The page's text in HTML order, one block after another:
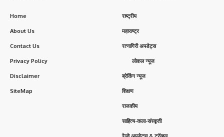
Home
About Us
Contact Us
Privacy Policy
Disclaimer
SiteMap
राष्ट्रीय
महाराष्ट्र
रत्नागिरी अपडेट्स
लोकल न्यूज
ब्रेकिंग न्यूज
शिक्षण
राजकीय
साहित्य-कला-संस्कृती